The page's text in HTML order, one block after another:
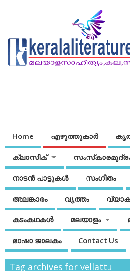
Home എഴുത്തുകാര്‍
ക്ലാസിക്
നാടന്‍ പാട്ടുകള്‍ സംഗീതം
അലങ്കാരം വൃത്തം
കടംകഥകള്‍ മലയാളം
ഭാഷാ ജാലകം Contact Us
Tag archives for vellattu